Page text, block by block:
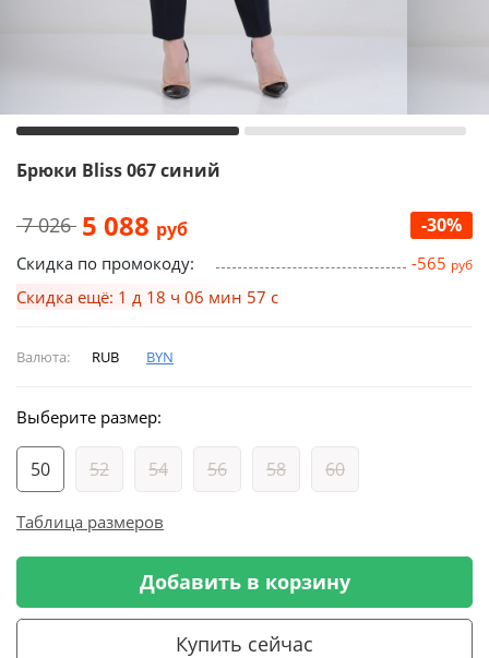
Брюки Bliss 067 синий
7 026 5 088 руб -30%
Скидка по промокоду: -565 руб
Скидка ещё: 1 д 18 ч 06 мин 56 с
Валюта: RUB BYN
Выберите размер:
50 52 54 56 58 60
Таблица размеров
Добавить в корзину
Купить сейчас